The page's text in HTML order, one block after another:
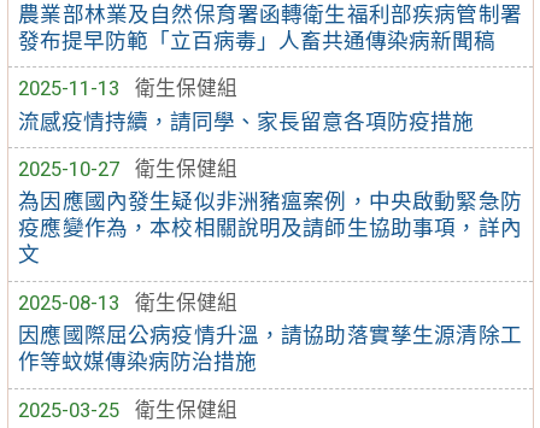
農業部林業及自然保育署函轉衛生福利部疾病管制署
發布提早防範「立百病毒」人畜共通傳染病新聞稿
2025-11-13
衛生保健組
流感疫情持續，請同學、家長留意各項防疫措施
2025-10-27
衛生保健組
為因應國內發生疑似非洲豬瘟案例，中央啟動緊急防
疫應變作為，本校相關說明及請師生協助事項，詳內
文
2025-08-13
衛生保健組
因應國際屈公病疫情升溫，請協助落實孳生源清除工
作等蚊媒傳染病防治措施
2025-03-25
衛生保健組